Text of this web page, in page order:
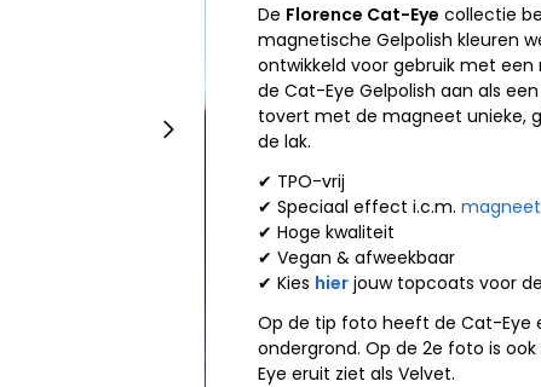
De Florence Cat-Eye collectie
magnetische Gelpolish kleuren
ontwikkeld voor gebruik met
de Cat-Eye Gelpolish aan als
tovert met de magneet unieke,
de lak.
✔ TPO-vrij
✔ Speciaal effect i.c.m.magneet
✔ Hoge kwaliteit
✔ Vegan & afweekbaar
✔ Kies hier jouw topcoats voor
Op de tip foto heeft de Cat-Eye
ondergrond. Op de 2e foto is
Eye eruit ziet als Velvet.